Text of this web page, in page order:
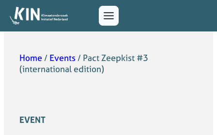
Home / Events/ Pact Zeepkist #3
(international edition)
EVENT